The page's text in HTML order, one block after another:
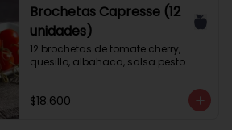
Brochetas Capresse (12
unidades)
12 brochetas de tomate cherry,
quesillo, albahaca, salsa pesto.
$18.600